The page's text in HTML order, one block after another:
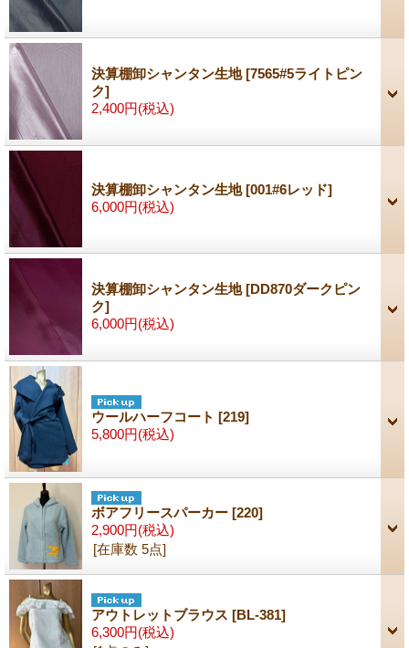
決算棚卸シャンタン生地[7565#5ライトピン
ク]
2,400円(税込)
決算棚卸シャンタン生地[001#6レッド]
6,000円(税込)
決算棚卸シャンタン生地[DD870ダークピン
ク]
6,000円(税込)
ウールハーフコート [219]
5,800円(税込)
ボアフリースパーカー [220]
2,900円(税込)
[在庫数 5点]
アウトレットブラウス [BL-381]
6,300円(税込)